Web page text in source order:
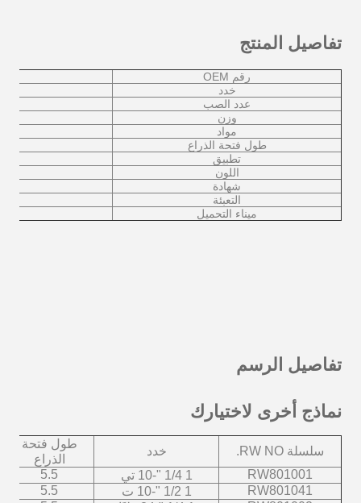
تفاصيل المنتج
رقم OEM
خدد
عدد الصب
وزن
مواد
طول فتحة الذراع
تطبيق
اللون
شهادة
التعبئة
ميناء التحميل